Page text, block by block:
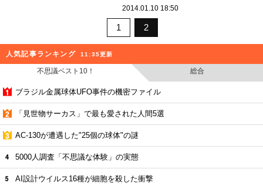
2014.01.10 18:50
1 2
人気記事ランキング 11:35更新
不思議ベスト10！ 総合
ブラジル金属球体UFO事件の機密ファイル
「見世物サーカス」で最も愛された人間5選
AC-130が遭遇した"25個の球体"の謎
5000人調査「不思議な体験」の実態
AI設計ウイルス16種が細胞を殺した衝撃